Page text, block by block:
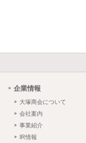
企業情報
大塚商会について
会社案内
事業紹介
IR情報